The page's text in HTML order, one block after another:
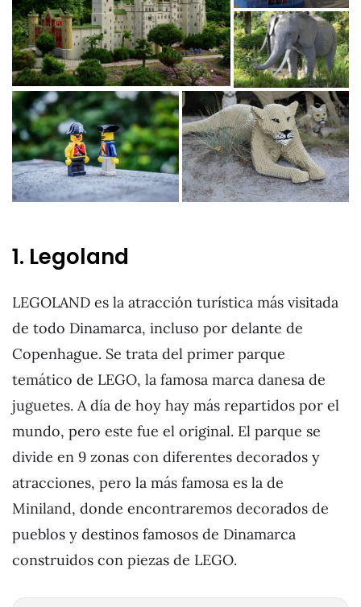
1. Legoland
LEGOLAND es la atracción turística más visitada
de todo Dinamarca, incluso por delante de
Copenhague. Se trata del primer parque
temático de LEGO, la famosa marca danesa de
juguetes. A día de hoy hay más repartidos por el
mundo, pero este fue el original. El parque se
divide en 9 zonas con diferentes decorados y
atracciones, pero la más famosa es la de
Miniland, donde encontraremos decorados de
pueblos y destinos famosos de Dinamarca
construidos con piezas de LEGO.